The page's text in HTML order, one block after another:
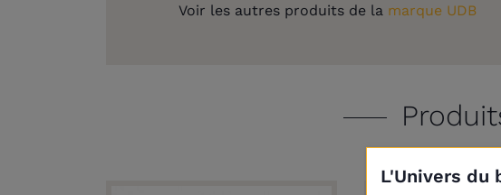
Voir les autres produits de la marque UDB
L'Univers du